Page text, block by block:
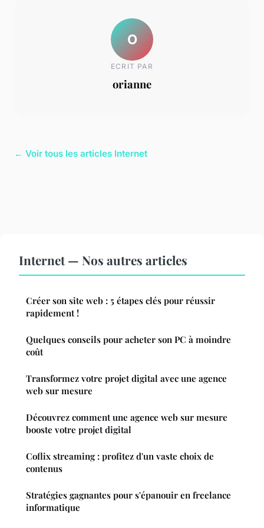
O
ECRIT PAR
orianne
← Voir tous les articles Internet
Internet — Nos autres articles
Créer son site web : 5 étapes clés pour réussir
rapidement !
Quelques conseils pour acheter son PC à moindre
coût
Transformez votre projet digital avec une agence
web sur mesure
Découvrez comment une agence web sur mesure
booste votre projet digital
Coflix streaming : profitez d'un vaste choix de
contenus
Stratégies gagnantes pour s'épanouir en freelance
informatique